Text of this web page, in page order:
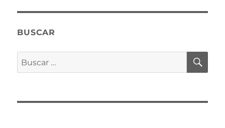
BUSCAR
Buscar
por: